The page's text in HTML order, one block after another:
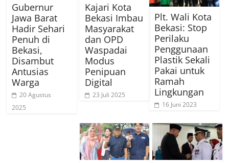
Gubernur
Jawa Barat
Hadir Sehari
Penuh di
Bekasi,
Disambut
Antusias
Warga
20 Agustus
2025
Kajari Kota
Bekasi Imbau
Masyarakat
dan OPD
Waspadai
Modus
Penipuan
Digital
23 Juli 2025
Plt. Wali Kota
Bekasi: Stop
Perilaku
Penggunaan
Plastik Sekali
Pakai untuk
Ramah
Lingkungan
16 Juni 2023